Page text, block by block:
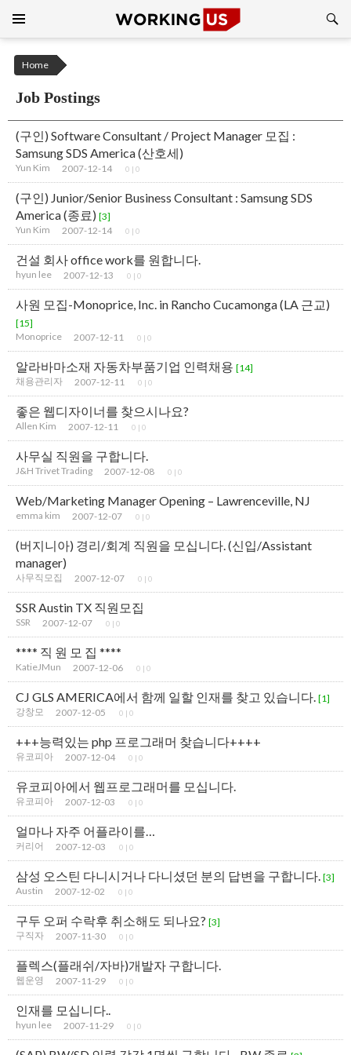
CONTENT
Home
Job Postings
(구인) Software Consultant / Project Manager 모집 :
Samsung SDS America (산호세)
Yun Kim 2007-12-14 0 | 0
(구인) Junior/Senior Business Consultant : Samsung SDS
America (종료) [3]
Yun Kim
2007-12-14 0 | 0
건설 회사 office work를 원합니다.
hyun lee 2007-12-13 0 | 0
사원 모집-Monoprice, Inc. in Rancho Cucamonga (LA 근교)
[15]
Monoprice
2007-12-11 0 | 0
알라바마소재 자동차부품기업 인력채용 [14]
채용관리자
2007-12-11 0 | 0
좋은 웹디자이너를 찾으시나요?
Allen Kim 2007-12-11 0 | 0
사무실 직원을 구합니다.
J&H Trivet Trading 2007-12-08 0 | 0
Web/Marketing Manager Opening – Lawrenceville, NJ
emma kim 2007-12-07 0 | 0
(버지니아) 경리/회계 직원을 모십니다. (신입/Assistant
manager)
사무직모집 2007-12-07 0 | 0
SSR Austin TX 직원모집
SSR 2007-12-07 0 | 0
**** 직 원 모 집 ****
KatieJMun 2007-12-06 0 | 0
CJ GLS AMERICA에서 함께 일할 인재를 찾고 있습니다. [1]
강창모
2007-12-05 0 | 0
+++능력있는 php 프로그래머 찾습니다++++
유코피아 2007-12-04 0 | 0
유코피아에서 웹프로그래머를 모십니다.
유코피아 2007-12-03 0 | 0
얼마나 자주 어플라이를…
커리어 2007-12-03 0 | 0
삼성 오스틴 다니시거나 다니셨던 분의 답변을 구합니다. [3]
Austin
2007-12-02 0 | 0
구두 오퍼 수락후 취소해도 되나요? [3]
구직자
2007-11-30 0 | 0
플렉스(플래쉬/자바)개발자 구합니다.
웹운영 2007-11-29 0 | 0
인재를 모십니다..
hyun lee 2007-11-29 0 | 0